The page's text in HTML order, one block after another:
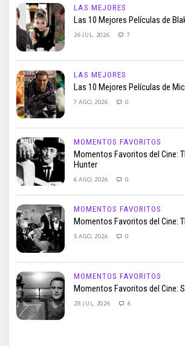
LAS MEJORES
Las 10 Mejores Películas de
26 JUL, 2026 7
LAS MEJORES
Las 10 Mejores Películas de
7 AGO, 2026 0
MOMENTOS FAVORITOS
Momentos Favoritos del Cine:
Hunter
6 AGO, 2026 0
MOMENTOS FAVORITOS
Momentos Favoritos del Cine:
5 AGO, 2026 0
MOMENTOS FAVORITOS
Momentos Favoritos del Cine:
28 JUL, 2026 6